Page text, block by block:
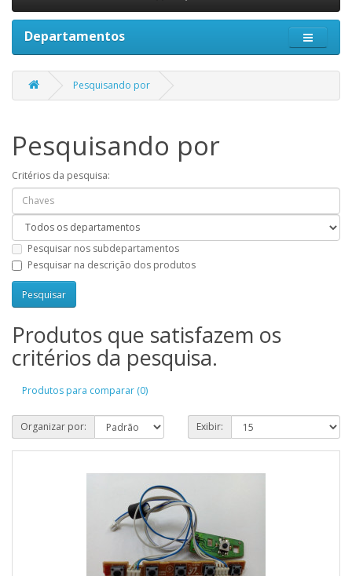
Departamentos
Pesquisando por
Pesquisando por
Critérios da pesquisa:
Pesquisar nos subdepartamentos
Pesquisar na descrição dos produtos
Produtos que satisfazem os
critérios da pesquisa.
Produtos para comparar (0)
Organizar por: Exibir: